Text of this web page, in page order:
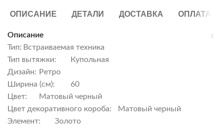
ОПИСАНИЕ ДЕТАЛИ ДОСТАВКА ОПЛАТА
Описание
Тип: Встраиваемая техника
Тип вытяжки:
Купольная
Дизайн: Ретро
Ширина (см):
60
Цвет:
Матовый черный
Цвет декоративного короба:
Матовый черный
Элемент:
Золото